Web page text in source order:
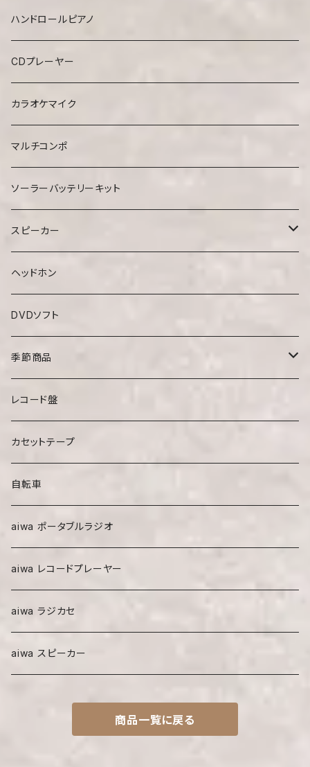
ハンドロールピアノ
CDプレーヤー
カラオケマイク
マルチコンポ
ソーラーバッテリーキット
スピーカー
手元スピーカー
スピーカーボックス
ヘッドホン
DVDソフト
季節商品
ベスト
レコード盤
カセットテープ
自転車
aiwa ポータブルラジオ
aiwa レコードプレーヤー
aiwa ラジカセ
aiwa スピーカー
商品一覧に戻る